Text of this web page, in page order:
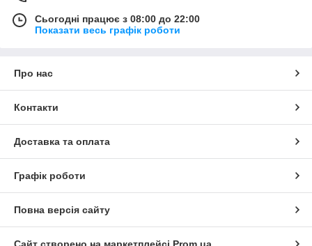
Сьогодні працює з 08:00 до 22:00
Показати весь графік роботи
Про нас
Контакти
Доставка та оплата
Графік роботи
Повна версія сайту